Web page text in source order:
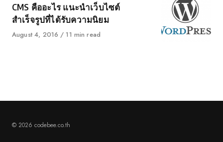
CMS คืออะไร แนะนำเว็บไซต์
สำเร็จรูปที่ได้รับความนิยม
Published
August 4, 2016 11 min read
© 2026 codebee.co.th